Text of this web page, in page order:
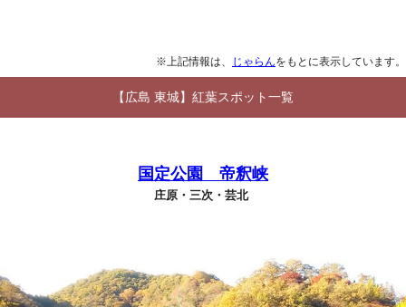
※上記情報は、 じゃらんをもとに表示しています。
【広島 東城】紅葉スポット一覧
国定公園 帝釈峡
庄原・三次・芸北